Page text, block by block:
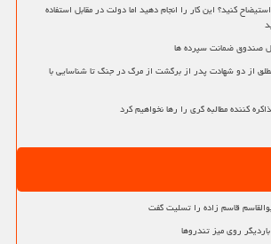
کنید؟ این کار را انجام دهید اما دولت در مقابل استفاده
صندوق ضمانت سپرده ها
از دو شهادت پدر از برگشت از مرگ در جنگ تا شناسایی با
کننده مطالبه گری را رها نخواهیم کرد
قاسم زاده را تسلیت گفت
روی میز تندروها